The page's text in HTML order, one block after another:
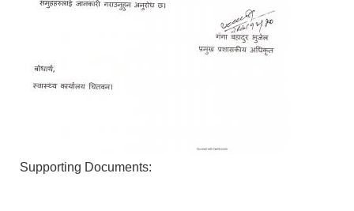
Supporting Documents: